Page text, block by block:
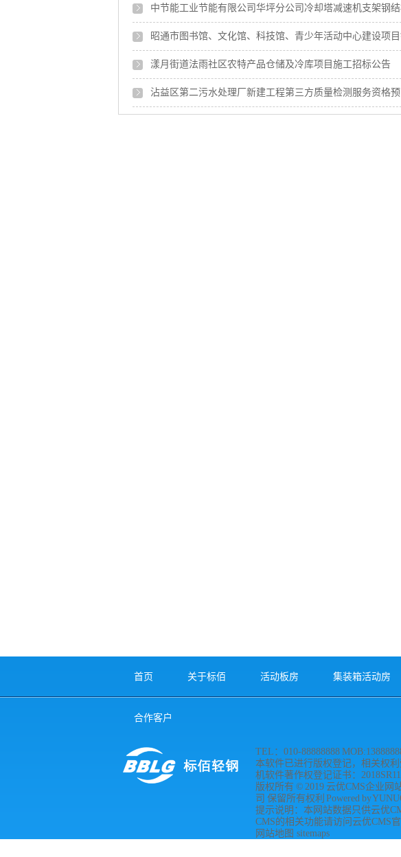
中节能工业节能有限公司华坪分公司冷却塔减速机支架钢
昭通市图书馆、文化馆、科技馆、青少年活动中心建设项
漾月街道法雨社区农特产品仓储及冷库项目施工招标公告
沾益区第二污水处理厂新建工程第三方质量检测服务资格
首页 关于标佰 活动板房 集装箱活动房
合作客户
TEL：010-88888888
本软件已进行版权登记，相关权
机软件著作权登记证书：
版权所有 © 2019 云优CMS企业网
司 保留所有权利 Powered by
提示说明：本网站数据只供云优
CMS的相关功能请访问云优CMS官
网站地图 sitemaps